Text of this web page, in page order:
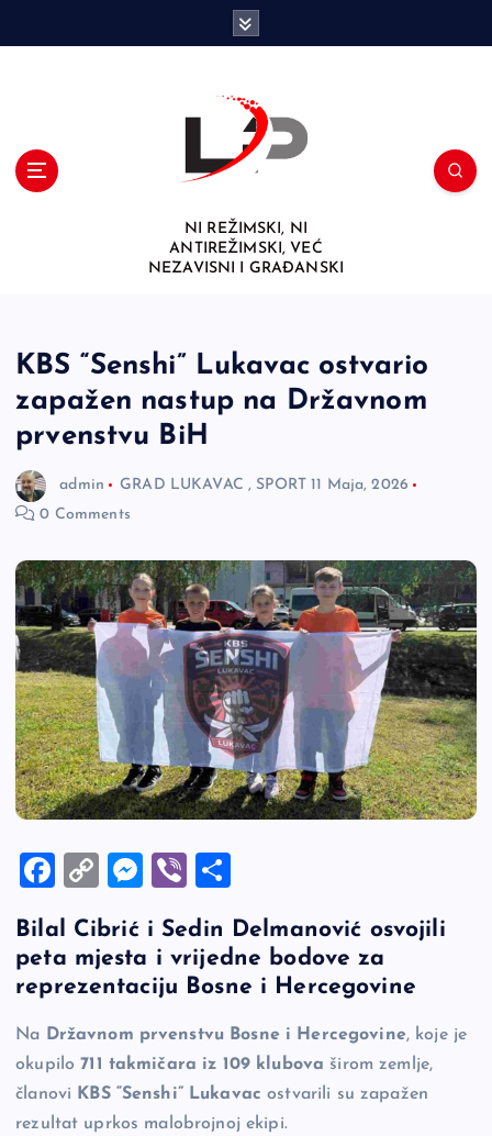
NI REŽIMSKI, NI
ANTIREŽIMSKI, VEĆ
NEZAVISNI I GRAĐANSKI
KBS “Senshi” Lukavac ostvario
zapažen nastup na Državnom
prvenstvu BiH
admin GRAD LUKAVAC , SPORT 11 Maja, 2026
0 Comments
F
c
e
o
o
k
C
p
y
n
k
M
se
n
g
er
Vi
er ar
e
Bilal Cibrić i Sedin Delmanović osvojili
peta mjesta i vrijedne bodove za
reprezentaciju Bosne i Hercegovine
Na Državnom prvenstvu Bosne i Hercegovine, koje je
okupilo711 takmičara iz 109 klubova širom zemlje,
članovi KBS “Senshi” Lukavac ostvarili su zapažen
rezultat uprkos malobrojnoj ekipi.